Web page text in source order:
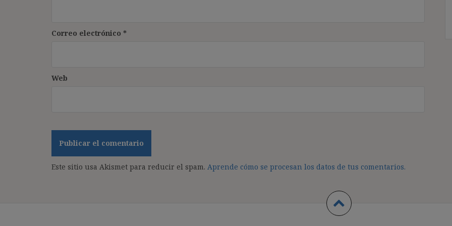
Correo electrónico *
Web
Este sitio usa Akismet para reducir el spam. Aprende cómo se procesan los datos de tus comentarios.